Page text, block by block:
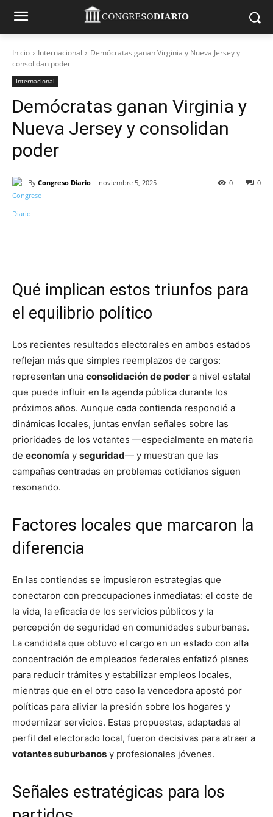
Inicio Internacional
Demócratas ganan Virginia y Nueva Jersey y
consolidan poder
Internacional
Demócratas ganan Virginia y
Nueva Jersey y consolidan
poder
By Congreso Diario noviembre 5, 2025 0
0
Qué implican estos triunfos para
el equilibrio político
Los recientes resultados electorales en ambos estados
reflejan más que simples reemplazos de cargos:
representan una consolidación de poder a nivel estatal
que puede influir en la agenda pública durante los
próximos años. Aunque cada contienda respondió a
dinámicas locales, juntas envían señales sobre las
prioridades de los votantes —especialmente en materia
de economía y seguridad— y muestran que las
campañas centradas en problemas cotidianos siguen
resonando.
Factores locales que marcaron la
diferencia
En las contiendas se impusieron estrategias que
conectaron con preocupaciones inmediatas: el coste de
la vida, la eficacia de los servicios públicos y la
percepción de seguridad en comunidades suburbanas.
La candidata que obtuvo el cargo en un estado con alta
concentración de empleados federales enfatizó planes
para reducir trámites y estabilizar empleos locales,
mientras que en el otro caso la vencedora apostó por
políticas para aliviar la presión sobre los hogares y
modernizar servicios. Estas propuestas, adaptadas al
perfil del electorado local, fueron decisivas para atraer a
votantes suburbanos y profesionales jóvenes.
Señales estratégicas para los